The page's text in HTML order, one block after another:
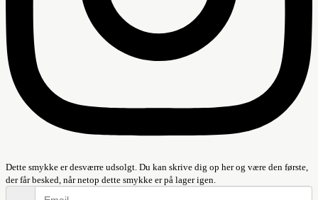
Dette smykke er desværre udsolgt. Du kan skrive dig op her og være den første,
der får besked, når netop dette smykke er på lager igen.